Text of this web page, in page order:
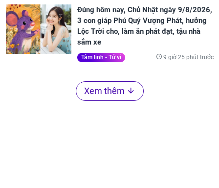
Đúng hôm nay, Chủ Nhật ngày 9/8/2026,
3 con giáp Phú Quý Vượng Phát, hưởng
Lộc Trời cho, làm ăn phát đạt, tậu nhà
sắm xe
Tâm linh - Tử vi 9 giờ 25 phút trước
Xem thêm